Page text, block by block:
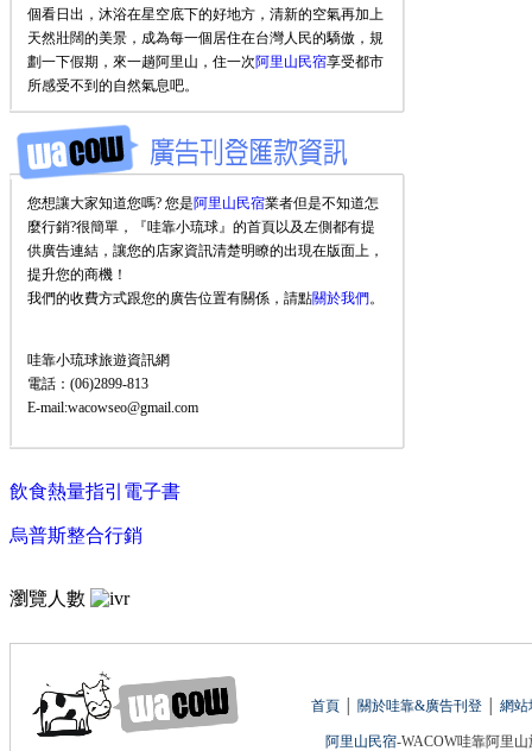
個看日出，沐浴在星空底下的好地方，清新的空氣再加上
天然壯闊的美景，成為每一個居住在台灣人民的驕傲，規
劃一下假期，來一趟阿里山，住一次阿里山民宿享受都市
所感受不到的自然氣息吧。
您想讓大家知道您嗎? 您是阿里山民宿業者但是不知道怎
麼行銷?很簡單，『哇靠小琉球』的首頁以及左側都有提
供廣告連結，讓您的店家資訊清楚明瞭的出現在版面上，
提升您的商機！
我們的收費方式跟您的廣告位置有關係，請點關於我們。
哇靠小琉球旅遊資訊網
電話：(06)2899-813
E-mail:wacowseo@gmail.com
飲食熱量指引電子書
烏普斯整合行銷
瀏覽人數
首頁│ 關於哇靠&廣告刊登│ 網站
阿里山民宿-WACOW哇靠阿里山